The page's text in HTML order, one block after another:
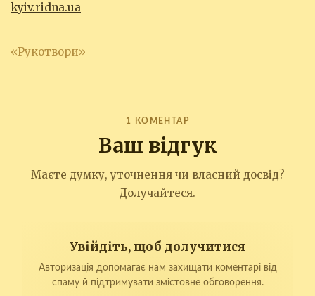
kyiv.ridna.ua
«Рукотвори»
1 КОМЕНТАР
Ваш відгук
Маєте думку, уточнення чи власний досвід?
Долучайтеся.
Увійдіть, щоб долучитися
Авторизація допомагає нам захищати коментарі від
спаму й підтримувати змістовне обговорення.